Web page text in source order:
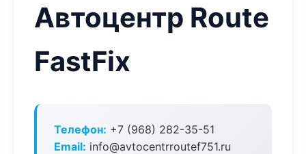
Автоцентр Route
FastFix
Телефон: +7 (968) 282-35-51
Email: info@avtocentrroutef751.ru